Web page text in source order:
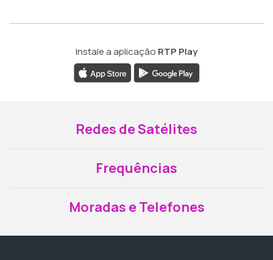
Instale a aplicação RTP Play
Redes de Satélites
Frequências
Moradas e Telefones